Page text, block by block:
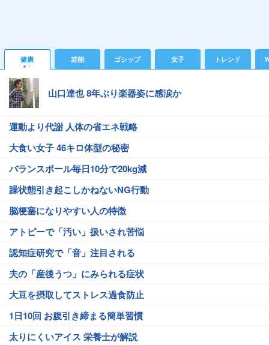
健康 芸能 ゴシップ 女子 トレンド
山口達也 8年ぶり楽器姿に感涙か
運動より代謝 人体の省エネ戦略
大食い女子 46キロ体型の秘密
バランスボール毎日10分で20kg減
躁状態引き起こしかねないNG行動
脳梗塞になりやすい人の特徴
アトピーで「汚い」扱いされ苦悩
認知症研究で「音」注目される
夫の「産後うつ」にみられる症状
大豆を摂取してストレス過食防止
1日10回 お腹引き締まる簡単習慣
太りにくいアイス 栄養士が解説